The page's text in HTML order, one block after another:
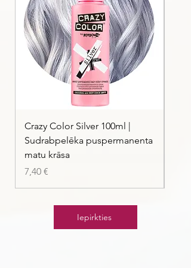
Crazy Color Silver 100ml |
Sudrabpelēka puspermanenta
matu krāsa
Cena
7,40 €
Iepirkties